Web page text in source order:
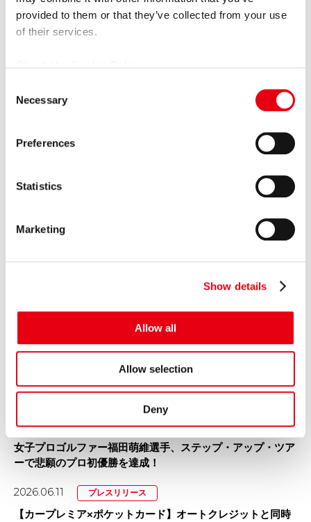
provided to them or that they’ve collected from your use
of their services.
Necessary
Preferences
Statistics
Marketing
Show details
Allow all
Allow selection
Deny
令和8年熊本地震による被害を受けられた皆様へ
2026.07.09
プレミアグループ、レーシングドライバー織戸茉彩選手との
スポンサー契約を更新
2026.07.01
全統合
プレミアグループ、育児短時間勤務を「小学校卒業まで（最
社代...
2026.06.15 プレスリリース
女子プロゴルファー福田萌維選手、ステップ・アップ・ツア
ーで悲願のプロ初優勝を達成！
2026.06.11 プレスリリース
【カープレミア×ポケットカード】オートクレジットと同時